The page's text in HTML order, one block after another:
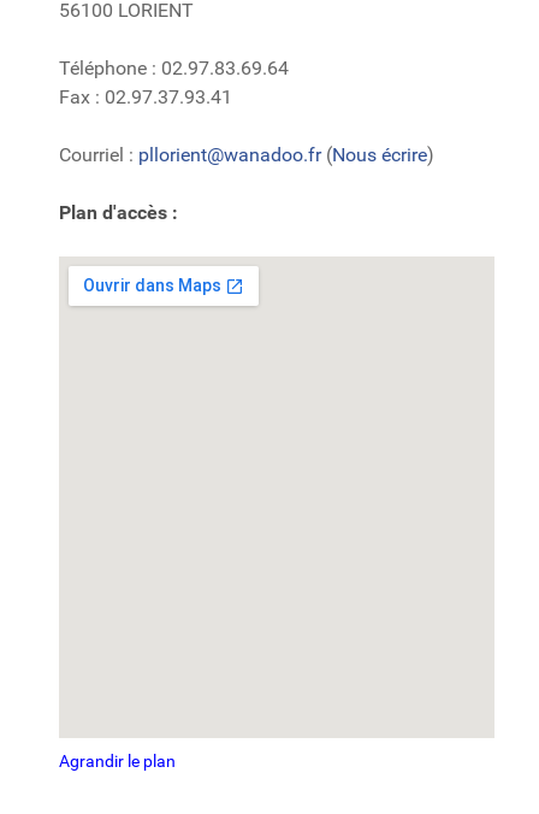
56100 LORIENT
Téléphone : 02.97.83.69.64
Fax : 02.97.37.93.41
Courriel : pllorient@wanadoo.fr(Nous écrire)
Plan d'accès :
Agrandir le plan